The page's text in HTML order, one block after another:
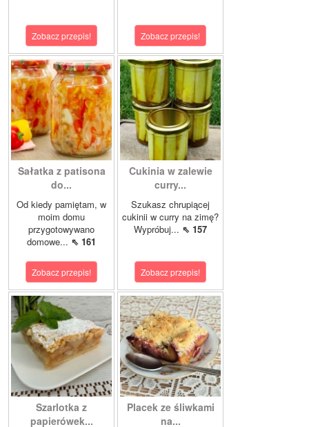
Zobacz przepis! Zobacz przepis!
Sałatka z patisona
do...
Od kiedy pamiętam, w
moim domu
przygotowywano
domowe... ⇖ 161
Zobacz przepis!
Cukinia w zalewie
curry...
Szukasz chrupiącej
cukinii w curry na zimę?
Wypróbuj... ⇖ 157
Zobacz przepis!
Szarlotka z
papierówek...
Placek ze śliwkami
na...